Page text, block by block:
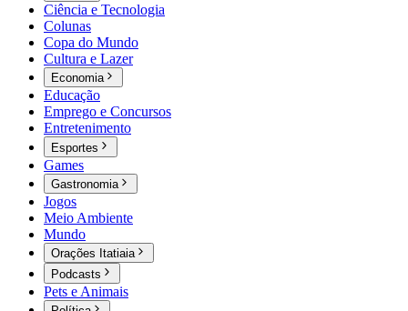
Ciência e Tecnologia
Colunas
Copa do Mundo
Cultura e Lazer
Economia
Educação
Emprego e Concursos
Entretenimento
Esportes
Games
Gastronomia
Jogos
Meio Ambiente
Mundo
Orações Itatiaia
Podcasts
Pets e Animais